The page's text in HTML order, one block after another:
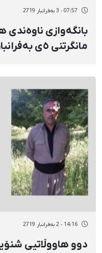
07:57 - 3 بەفرانبار 2719
بانگەوازی ناوەندی
مانگرتنی ٥ی بەفرانبار
14:16 - 2 بەفرانبار 2719
دوو هاووڵاتیی